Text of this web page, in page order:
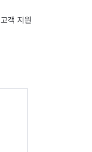
고객 지원